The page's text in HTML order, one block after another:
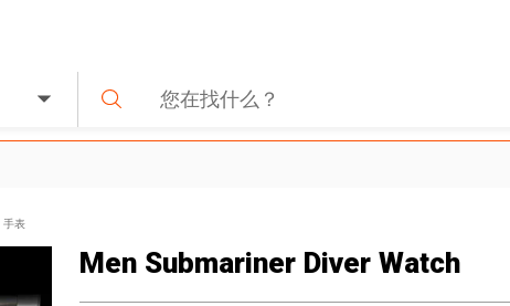
手表
Men Submariner Diver Watch